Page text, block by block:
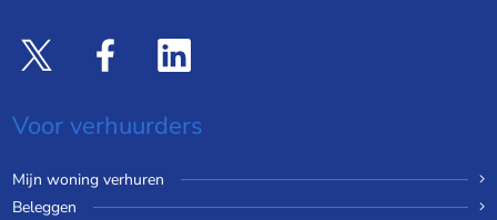
Voor verhuurders
Mijn woning verhuren
Beleggen